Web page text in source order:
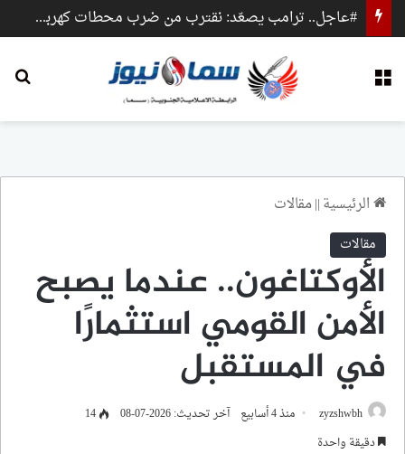
#عاجل.. ترامب يصعّد: نقترب من ضرب محطات كهرباء وجسور داخل إيران
الرئيسية||مقالات
مقالات
الأوكتاغون.. عندما يصبح
الأمن القومي استثمارًا
في المستقبل
zyzshwbh منذ 4 أسابيع آخر تحديث: 2026-07-08
14
دقيقة واحدة